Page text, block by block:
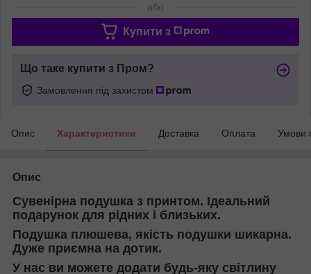
або
Купити з
Що таке купити з Пром?
Замовлення під захистом
Опис Характеристики Доставка Оплата Умови
Опис
Сувенірна подушка з принтом. Ідеальний
подарунок для рідних і близьких.
Подушка плюшева, якість подушки шикарна.
Дуже приємна на дотик.
У нас ви можете додати будь-яку світлину